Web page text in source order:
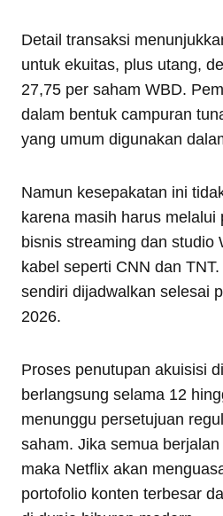
Detail transaksi
untuk ekuitas, plus utang,
27,75 per saham WBD.
dalam bentuk campuran
yang umum digunakan
Namun kesepakatan ini
karena masih harus melalui
bisnis streaming dan studio
kabel seperti CNN dan
sendiri dijadwalkan selesai
2026.
Proses penutupan akuisisi
berlangsung selama 12
menunggu persetujuan
saham. Jika semua
maka Netflix akan
portofolio konten terbesar